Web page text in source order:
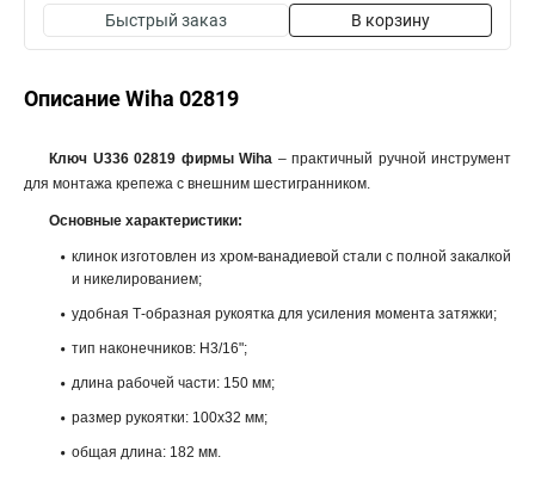
Быстрый заказ В корзину
Описание Wiha 02819
Ключ U336 02819 фирмы Wiha – практичный ручной инструмент
для монтажа крепежа с внешним шестигранником.
Основные характеристики:
клинок изготовлен из хром-ванадиевой стали с полной закалкой
и никелированием;
удобная Т-образная рукоятка для усиления момента затяжки;
тип наконечников: H3/16";
длина рабочей части: 150 мм;
размер рукоятки: 100x32 мм;
общая длина: 182 мм.